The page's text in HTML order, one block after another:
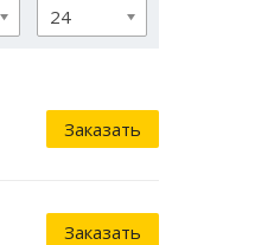
24
Заказать
Заказать